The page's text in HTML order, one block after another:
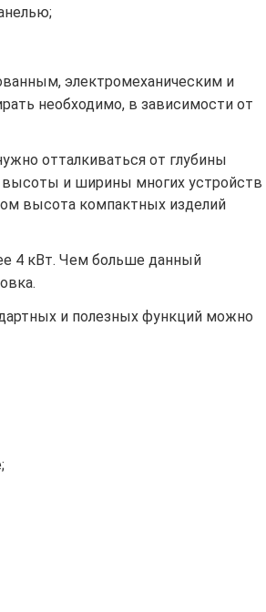
электромеханическим и
необходимо, в зависимости от
отталкиваться от глубины
высоты и ширины многих устройств
высота компактных изделий
4 кВт. Чем больше данный
и полезных функций можно